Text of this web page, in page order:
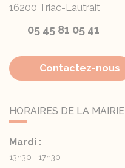
16200 Triac-Lautrait
05 45 81 05 41
Contactez-nous
HORAIRES DE LA MAIRIE
Mardi :
13h30 - 17h30